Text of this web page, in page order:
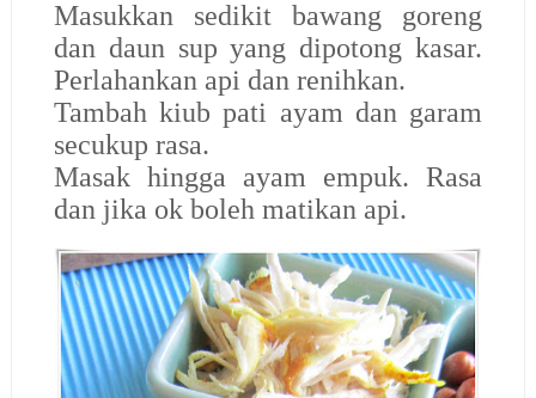
Masukkan sedikit bawang goreng
dan daun sup yang dipotong kasar.
Perlahankan api dan renihkan.
Tambah kiub pati ayam dan garam
secukup rasa.
Masak hingga ayam empuk. Rasa
dan jika ok boleh matikan api.